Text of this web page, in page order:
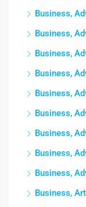
Business,
Business,
Business,
Business,
Business,
Business,
Business,
Business,
Business,
Business,